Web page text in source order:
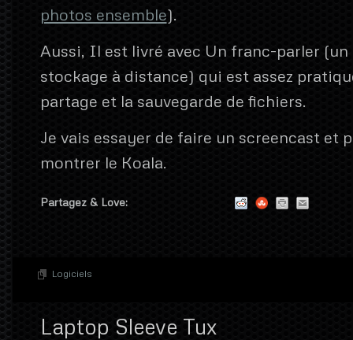
photos ensemble).
Aussi, Il est livré avec Un franc-parler (un
stockage à distance) qui est assez
partage et la sauvegarde de fichiers.
Je vais essayer de faire un screencast et
montrer le Koala.
Partagez & Love:
Logiciels
Laptop Sleeve Tux